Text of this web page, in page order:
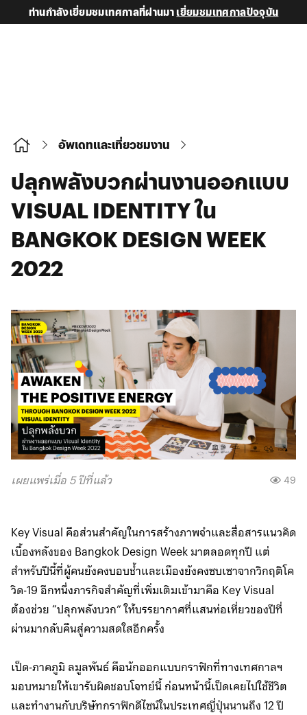
ท่านกำลังเยี่ยมชมเทศกาลที่ผ่านมา เยี่ยมชมเทศกาลปัจจุบัน
อัพเดทและเที่ยวชมงาน
ปลุกพลังบวกผ่านงานออกแบบ
VISUAL IDENTITY ใน
BANGKOK DESIGN WEEK
2022
เผยแพร่เมื่อ 5 ปีที่แล้ว 49
Key Visual คือส่วนสำคัญในการสร้างภาพจำและสื่อสารแนวคิด
เบื้องหลังของ Bangkok Design Week มาตลอดทุกปี แต่
สำหรับปีนี้ที่ผู้คนยังคงบอบช้ำและเมืองยังคงซบเซาจากวิกฤติโค
วิด-19 อีกหนึ่งภารกิจสำคัญที่เพิ่มเติมเข้ามาคือ Key Visual
ต้องช่วย “ปลุกพลังบวก” ให้บรรยากาศที่แสนห่อเหี่ยวของปีที่
ผ่านมากลับคืนสู่ความสดใสอีกครั้ง
เป็ด-ภาคภูมิ ลมูลพันธ์ คือนักออกแบบกราฟิกที่ทางเทศกาลฯ
มอบหมายให้เขารับผิดชอบโจทย์นี้ ก่อนหน้านี้เป็ดเคยไปใช้ชีวิต
และทำงานกับบริษัทกราฟิกดีไซน์ในประเทศญี่ปุ่นนานถึง 12 ปี